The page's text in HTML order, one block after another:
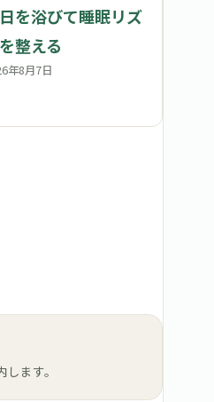
を浴びて睡眠リズ
整える
年8月7日
ます。